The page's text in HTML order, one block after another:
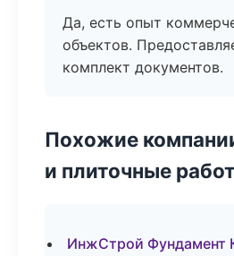
Да, есть опыт
объектов.
комплект документов.
Похожие
и плиточные
ИнжСтрой Фундамент